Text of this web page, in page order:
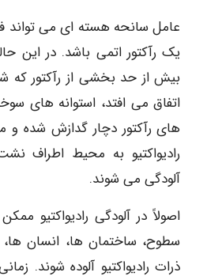
عامل سانحه هسته ای می
یک رآکتور اتمی باشد. در این
بیش از حد بخشی از رآکتور
اتفاق می افتد، استوانه های
های رآکتور دچار گدازش شده و
رادیواکتیو به محیط اطراف
آلودگی می شوند.
اصولاً در آلودگی رادیواکتیو
سطوح، ساختمان ها، انسان ها،
ذرات رادیواکتیو آلوده شوند.